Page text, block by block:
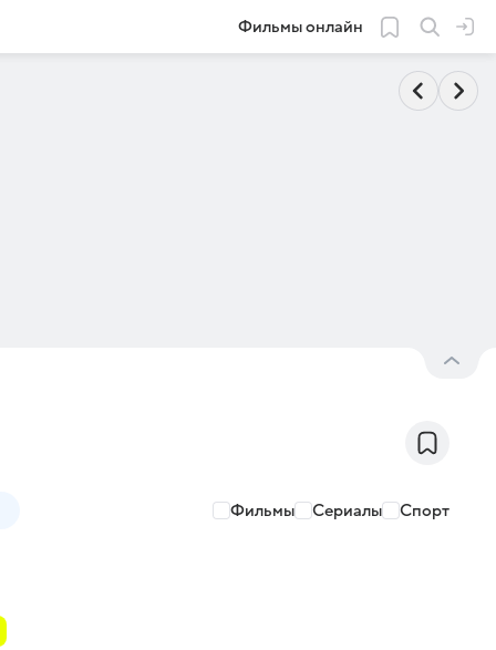
Фильмы онлайн
Фильмы Сериалы Спорт